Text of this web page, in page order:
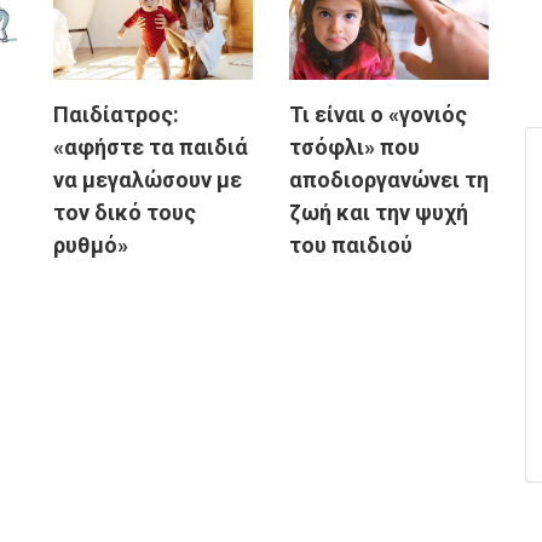
Παιδίατρος:
«αφήστε τα παιδιά
να μεγαλώσουν με
τον δικό τους
ρυθμό»
Τι είναι ο «γονιός
τσόφλι» που
αποδιοργανώνει τη
ζωή και την ψυχή
του παιδιού